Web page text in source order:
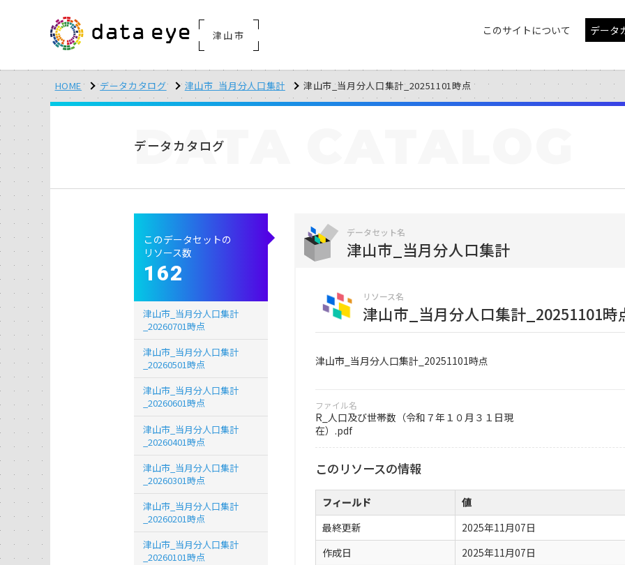
津山市 このサイトについて データ
HOME データカタログ 津山市_当月分人口集計 津山市_当月分人口集計_20251101時点
データカタログ
DATA
データセット名
津山市_当月分人口集計
リソース名
津山市_当月分人口集計_20251101時
津山市_当月分人口集計_20251101時点
ファイル名
R_人口及び世帯数（令和７年１０月３１日現
在）.pdf
このリソースの情報
フィールド
値
最終更新
2025年11月07日
作成日
2025年11月07日
このデータセットの
リソース数
162
津山市_当月分人口集計
_20260701時点
津山市_当月分人口集計
_20260501時点
津山市_当月分人口集計
_20260601時点
津山市_当月分人口集計
_20260401時点
津山市_当月分人口集計
_20260301時点
津山市_当月分人口集計
_20260201時点
津山市_当月分人口集計
_20260101時点